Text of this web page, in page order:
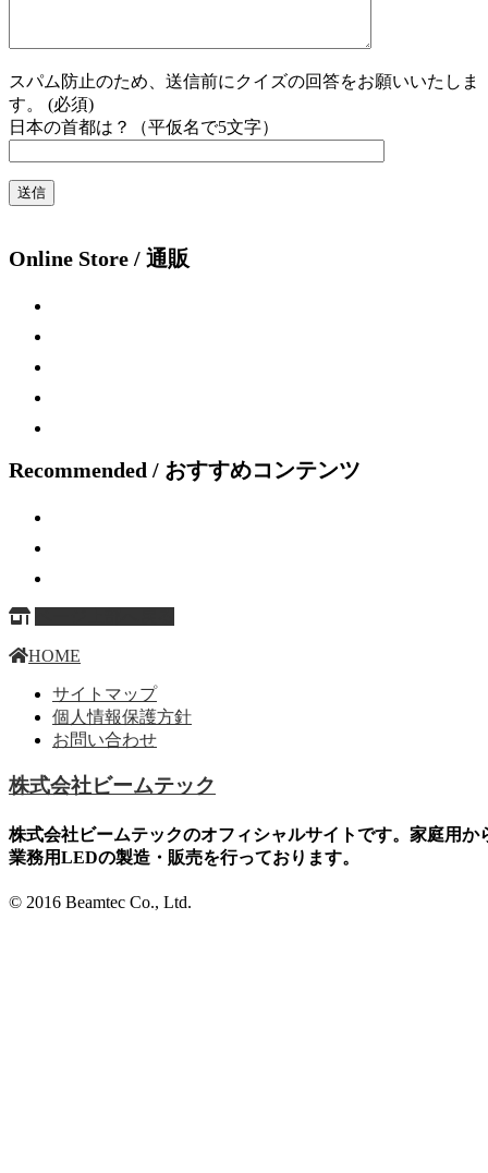
スパム防止のため、送信前にクイズの回答をお願いいたしま
す。 (必須)
日本の首都は？（平仮名で5文字）
Online Store / 通販
Recommended / おすすめコンテンツ
HOME
サイトマップ
個人情報保護方針
お問い合わせ
株式会社ビームテック
株式会社ビームテックのオフィシャルサイトです。家庭用か
業務用LEDの製造・販売を行っております。
© 2016 Beamtec Co., Ltd.